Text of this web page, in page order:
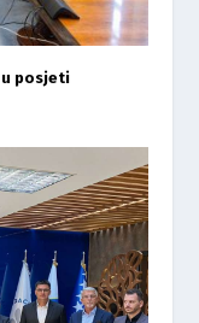
posjeti